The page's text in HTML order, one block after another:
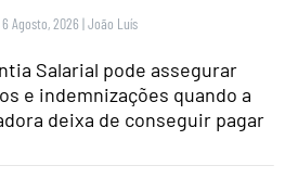
6 Agosto, 2026 |João Luís
Salarial pode assegurar
e indemnizações quando a
deixa de conseguir pagar